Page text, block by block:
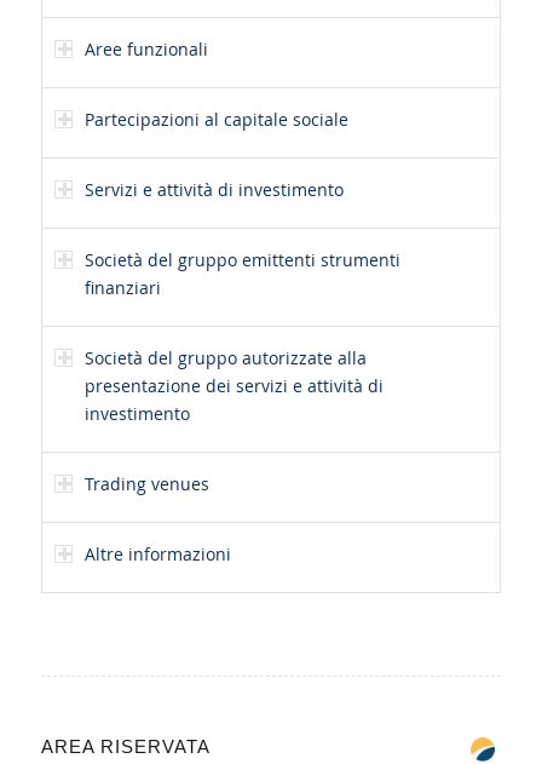
Aree funzionali
Partecipazioni al capitale sociale
Servizi e attività di investimento
Società del gruppo emittenti strumenti
finanziari
Società del gruppo autorizzate alla
presentazione dei servizi e attività di
investimento
Trading venues
Altre informazioni
AREA RISERVATA